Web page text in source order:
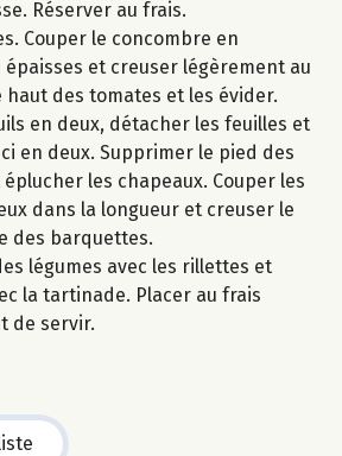
Réserver au frais.
Couper le concombre en
et creuser légèrement au
haut des tomates et les évider.
en deux, détacher les feuilles et
en deux. Supprimer le pied des
les chapeaux. Couper les
dans la longueur et creuser le
des barquettes.
légumes avec les rillettes et
la tartinade. Placer au frais
de servir.